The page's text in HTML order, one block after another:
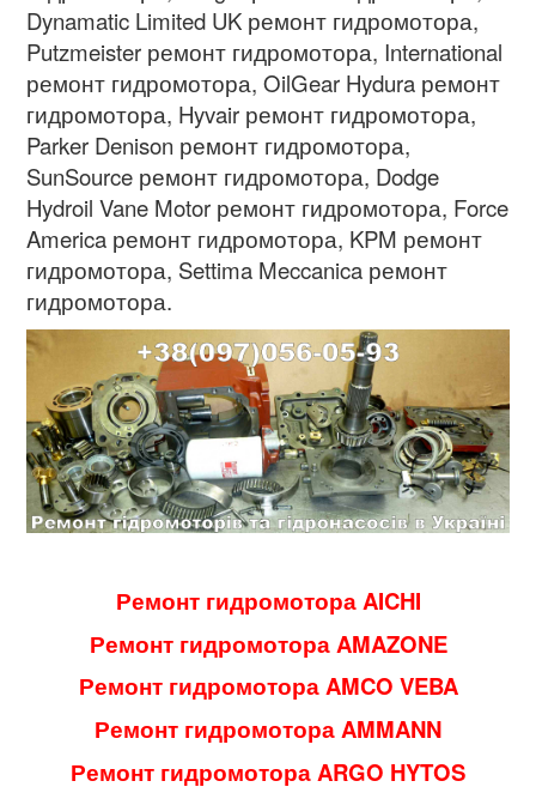
Dynamatic Limited UK ремонт гидромотора,
Putzmeister ремонт гидромотора, International
ремонт гидромотора, OilGear Hydura ремонт
гидромотора, Hyvair ремонт гидромотора,
Parker Denison ремонт гидромотора,
SunSource ремонт гидромотора, Dodge
Hydroil Vane Motor ремонт гидромотора, Force
America ремонт гидромотора, KPM ремонт
гидромотора, Settima Meccanica ремонт
гидромотора.
Ремонт гидромотора AICHI
Ремонт гидромотора AMAZONE
Ремонт гидромотора AMCO VEBA
Ремонт гидромотора AMMANN
Ремонт гидромотора ARGO HYTOS